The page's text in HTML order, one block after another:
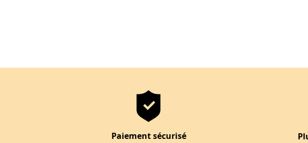
Paiement sécurisé